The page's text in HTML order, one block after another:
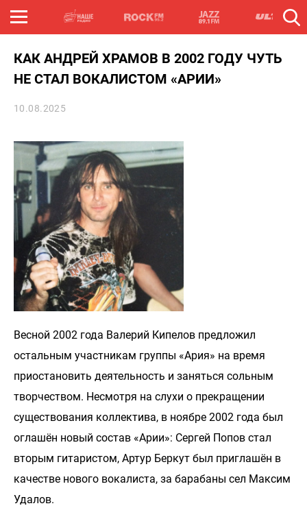
КАК АНДРЕЙ ХРАМОВ В 2002 ГОДУ ЧУТЬ
НЕ СТАЛ ВОКАЛИСТОМ «АРИИ»
10.08.2025
Весной 2002 года Валерий Кипелов предложил
остальным участникам группы «Ария» на время
приостановить деятельность и заняться сольным
творчеством. Несмотря на слухи о прекращении
существования коллектива, в ноябре 2002 года был
оглашён новый состав «Арии»: Сергей Попов стал
вторым гитаристом, Артур Беркут был приглашён в
качестве нового вокалиста, за барабаны сел Максим
Удалов.